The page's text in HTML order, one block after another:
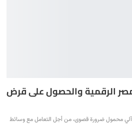
الرقمية والحصول على قرض
محمول ضرورة قصوى، من أجل التعامل مع وسائط